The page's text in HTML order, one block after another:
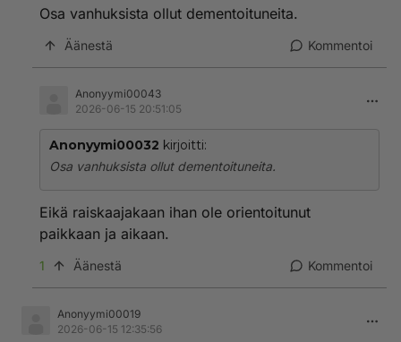
Osa vanhuksista ollut dementoituneita.
Äänestä Kommentoi
Anonyymi00043
2026-06-15 20:51:05
Anonyymi00032 kirjoitti:
Osa vanhuksista ollut dementoituneita.
Eikä raiskaajakaan ihan ole orientoitunut
paikkaan ja aikaan.
1 Äänestä Kommentoi
Anonyymi00019
2026-06-15 12:35:56